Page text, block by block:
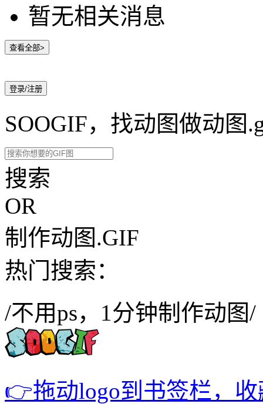
暂无相关消息
查看全部>
登录/注册
SOOGIF，找动图做动图
搜索
OR
制作动图.GIF
热门搜索：
/不用ps，1分钟制作动图/
👉拖动logo到书签栏，